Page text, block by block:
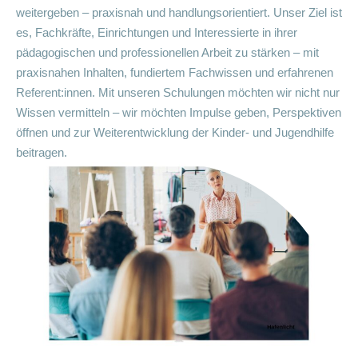
weitergeben – praxisnah und handlungsorientiert. Unser Ziel ist
es, Fachkräfte, Einrichtungen und Interessierte in ihrer
pädagogischen und professionellen Arbeit zu stärken – mit
praxisnahen Inhalten, fundiertem Fachwissen und erfahrenen
Referent:innen. Mit unseren Schulungen möchten wir nicht nur
Wissen vermitteln – wir möchten Impulse geben, Perspektiven
öffnen und zur Weiterentwicklung der Kinder- und Jugendhilfe
beitragen.